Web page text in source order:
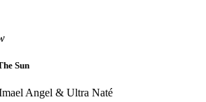
Sun
Angel & Ultra Naté